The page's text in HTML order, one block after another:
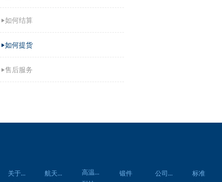
如何结算
如何提货
售后服务
关于我们
航天航空
高温合金
公司新闻
标准
锻件